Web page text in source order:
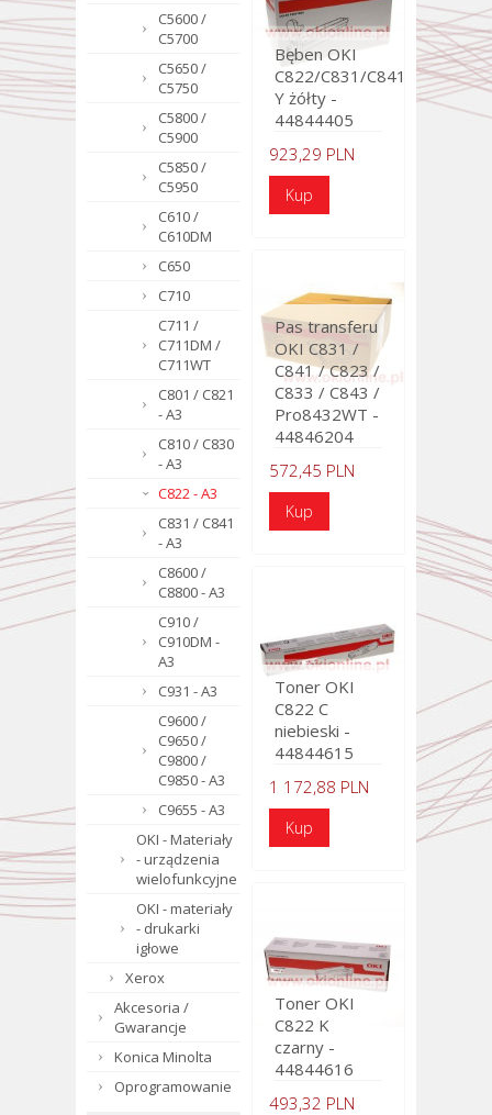
C5600 /
C5700
C5650 /
C5750
C5800 /
C5900
C5850 /
C5950
C610 /
C610DM
C650
C710
C711 /
C711DM /
C711WT
C801 / C821
- A3
C810 / C830
- A3
C822 - A3
C831 / C841
- A3
C8600 /
C8800 - A3
C910 /
C910DM -
A3
C931 - A3
C9600 /
C9650 /
C9800 /
C9850 - A3
C9655 - A3
OKI - Materiały
- urządzenia
wielofunkcyjne
OKI - materiały
- drukarki
igłowe
Xerox
Akcesoria /
Gwarancje
Konica Minolta
Oprogramowanie
Bęben OKI
C822/C831/C841
Y żółty -
44844405
923,29 PLN
Pas transferu
OKI C831 /
C841 / C823 /
C833 / C843 /
Pro8432WT -
44846204
572,45 PLN
Toner OKI
C822 C
niebieski -
44844615
1 172,88 PLN
Toner OKI
C822 K
czarny -
44844616
493,32 PLN